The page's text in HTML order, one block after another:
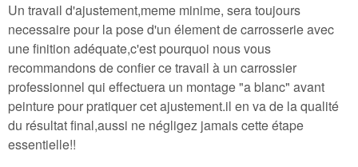
Un travail d'ajustement,meme minime, sera toujours
necessaire pour la pose d'un élement de carrosserie avec
une finition adéquate,c'est pourquoi nous vous
recommandons de confier ce travail à un carrossier
professionnel qui effectuera un montage "a blanc" avant
peinture pour pratiquer cet ajustement.il en va de la qualité
du résultat final,aussi ne négligez jamais cette étape
essentielle!!